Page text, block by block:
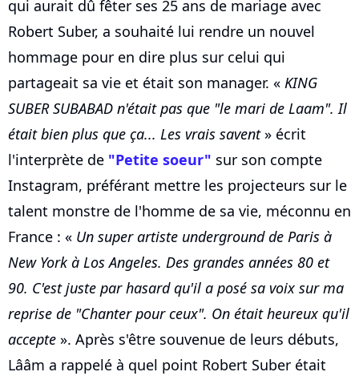
qui aurait dû fêter ses 25 ans de mariage avec
Robert Suber, a souhaité lui rendre un nouvel
hommage pour en dire plus sur celui qui
partageait sa vie et était son manager. « KING
SUBER SUBABAD n'était pas que "le mari de Laam". Il
était bien plus que ça... Les vrais savent» écrit
l'interprète de "Petite soeur" sur son compte
Instagram, préférant mettre les projecteurs sur le
talent monstre de l'homme de sa vie, méconnu en
France : « Un super artiste underground de Paris à
New York à Los Angeles. Des grandes années 80 et
90. C'est juste par hasard qu'il a posé sa voix sur ma
reprise de "Chanter pour ceux". On était heureux qu'il
accepte ». Après s'être souvenue de leurs débuts,
Lââm a rappelé à quel point Robert Suber était